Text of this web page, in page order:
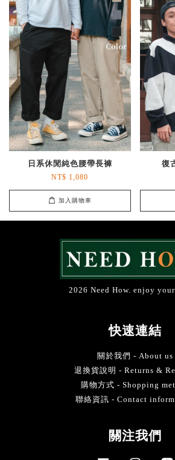
日系休閒純色腰帶長褲
NT$ 1,080
加入購物車
復
2026 Need How. enjoy
快速連結
關於我們 - About us
退換貨說明 - Returns &
購物方式 - Shopping
聯絡資訊 - Contact
關注我們